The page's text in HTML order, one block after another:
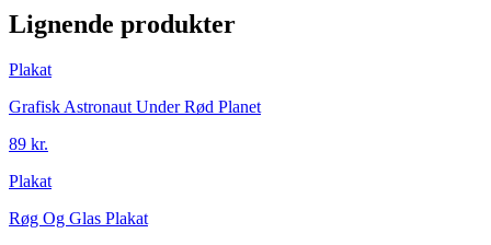
Lignende produkter
Plakat
Grafisk Astronaut Under Rød Planet
89 kr.
Plakat
Røg Og Glas Plakat